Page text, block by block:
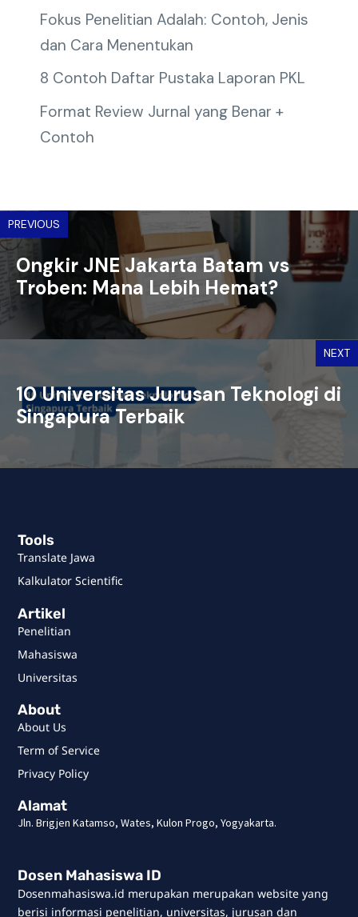
Fokus Penelitian Adalah: Contoh, Jenis
dan Cara Menentukan
8 Contoh Daftar Pustaka Laporan PKL
Format Review Jurnal yang Benar +
Contoh
PREVIOUS
Ongkir JNE Jakarta Batam vs
Troben: Mana Lebih Hemat?
NEXT
10 Universitas Jurusan Teknologi di
Singapura Terbaik
Dosen Mahasiswa ID
Dosenmahasiswa.id merupakan merupakan website yang
berisi informasi penelitian, universitas, jurusan dan
Tools
Translate Jawa
Kalkulator Scientific
Artikel
Penelitian
Mahasiswa
Universitas
About
About Us
Term of Service
Privacy Policy
Alamat
Jln. Brigjen Katamso, Wates, Kulon Progo, Yogyakarta.